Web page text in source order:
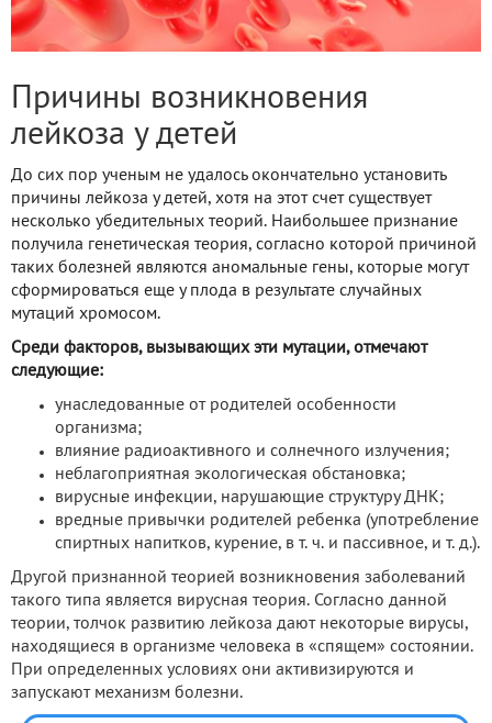
Причины возникновения
лейкоза у детей
До сих пор ученым не удалось окончательно установить
причины лейкоза у детей, хотя на этот счет существует
несколько убедительных теорий. Наибольшее признание
получила генетическая теория, согласно которой причиной
таких болезней являются аномальные гены, которые могут
сформироваться еще у плода в результате случайных
мутаций хромосом.
Среди факторов, вызывающих эти мутации, отмечают
следующие:
унаследованные от родителей особенности
организма;
влияние радиоактивного и солнечного излучения;
неблагоприятная экологическая обстановка;
вирусные инфекции, нарушающие структуру ДНК;
вредные привычки родителей ребенка (употребление
спиртных напитков, курение, в т. ч. и пассивное, и т. д.).
Другой признанной теорией возникновения заболеваний
такого типа является вирусная теория. Согласно данной
теории, толчок развитию лейкоза дают некоторые вирусы,
находящиеся в организме человека в «спящем» состоянии.
При определенных условиях они активизируются и
запускают механизм болезни.